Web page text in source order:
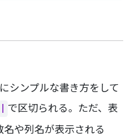
ンプルな書き方をして
で区切られる。ただ、表
や列名が表示される